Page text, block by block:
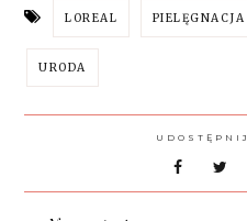
LOREAL
URODA